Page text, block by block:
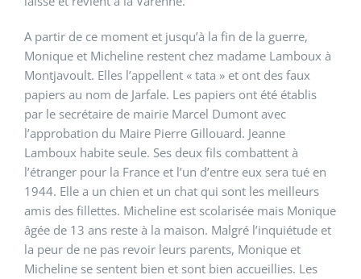
A partir de ce moment et jusqu’à la fin de la guerre,
Monique et Micheline restent chez madame Lamboux à
Montjavoult. Elles l’appellent « tata » et ont des faux
papiers au nom de Jarfale. Les papiers ont été établis
par le secrétaire de mairie Marcel Dumont avec
l’approbation du Maire Pierre Gillouard. Jeanne
Lamboux habite seule. Ses deux fils combattent à
l’étranger pour la France et l’un d’entre eux sera tué en
1944. Elle a un chien et un chat qui sont les meilleurs
amis des fillettes. Micheline est scolarisée mais Monique
âgée de 13 ans reste à la maison. Malgré l’inquiétude et
la peur de ne pas revoir leurs parents, Monique et
Micheline se sentent bien et sont bien accueillies. Les